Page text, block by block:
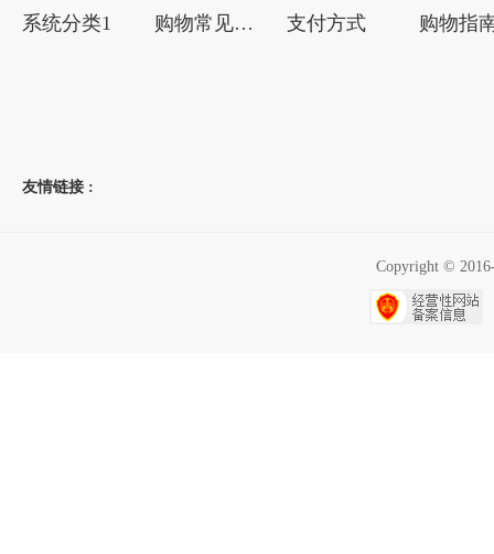
系统分类1 购物常见问题 支付方式 购物指
友情链接 :
Copyright ©